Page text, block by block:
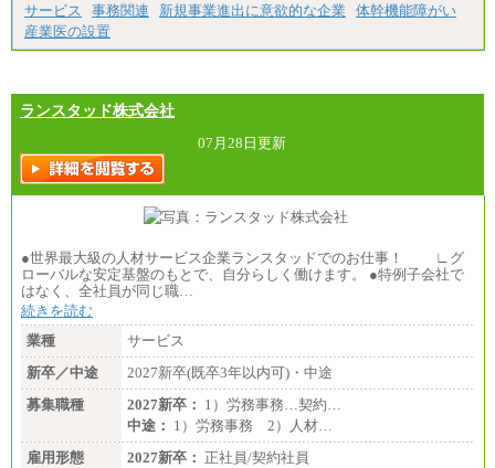
サービス
事務関連 新規事業進出に意欲的な企業
体幹機能障がい
産業医の設置
ランスタッド株式会社
07月28日更新
●世界最大級の人材サービス企業ランスタッドでのお仕事！ ∟グ
ローバルな安定基盤のもとで、自分らしく働けます。 ●特例子会社で
はなく、全社員が同じ職…
続きを読む
業種
サービス
新卒／中途
2027新卒(既卒3年以内可)・中途
募集職種
2027新卒： 1）労務事務…契約…
中途： 1）労務事務 2）人材…
雇用形態
2027新卒： 正社員/契約社員